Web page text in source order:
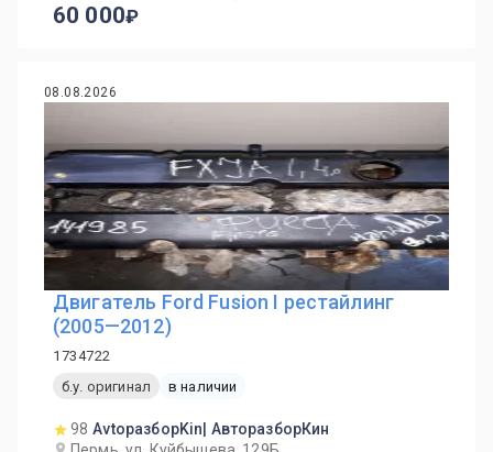
60 000
08.08.2026
Двигатель Ford Fusion I рестайлинг
(2005—2012)
1734722
б.у. оригинал
в наличии
98 AvtoразборKin| АвторазборКин